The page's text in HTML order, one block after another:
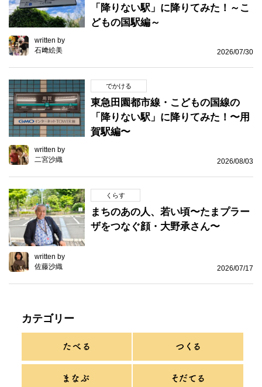
「降りない駅」に降りてみた！～こ
どもの国駅編～
written by
石﨑絵美
2026/07/30
でかける
東急田園都市線・こどもの国線の
「降りない駅」に降りてみた！〜用
賀駅編〜
written by
二宮沙織
2026/08/03
くらす
まちのあの人、若い頃〜たまプラー
ザをつなぐ顔・大野承さん〜
written by
佐藤沙織
2026/07/17
カテゴリー